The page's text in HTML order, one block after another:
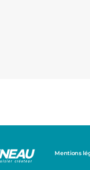
Mentions